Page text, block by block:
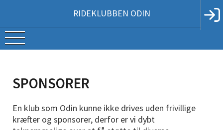
RIDEKLUBBEN ODIN
SPONSORER
En klub som Odin kunne ikke drives uden frivillige
kræfter og sponsorer, derfor er vi dybt